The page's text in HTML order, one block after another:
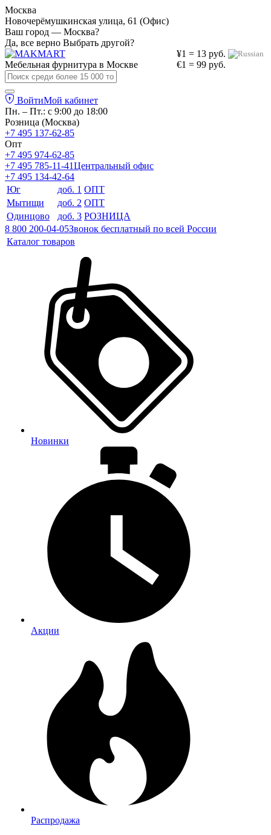
Москва
Новочерёмушкинская улица, 61 (Офис)
Ваш город — Москва?
Да, все верно Выбрать другой?
¥1 = 13 руб.
€1 = 99 руб.
Мебельная фурнитура в Москве
ВойтиМой кабинет
Пн. – Пт.: с 9:00 до 18:00
Розница (Москва)
+7 495 137-62-85
Опт
+7 495 974-62-85
+7 495 785-11-41Центральный офис
+7 495 134-42-64
Юг
доб. 1 ОПТ
Мытищи
доб. 2 ОПТ
Одинцово
доб. 3 РОЗНИЦА
8 800 200-04-05Звонок бесплатный по всей России
Каталог товаров
Новинки
Акции
Распродажа